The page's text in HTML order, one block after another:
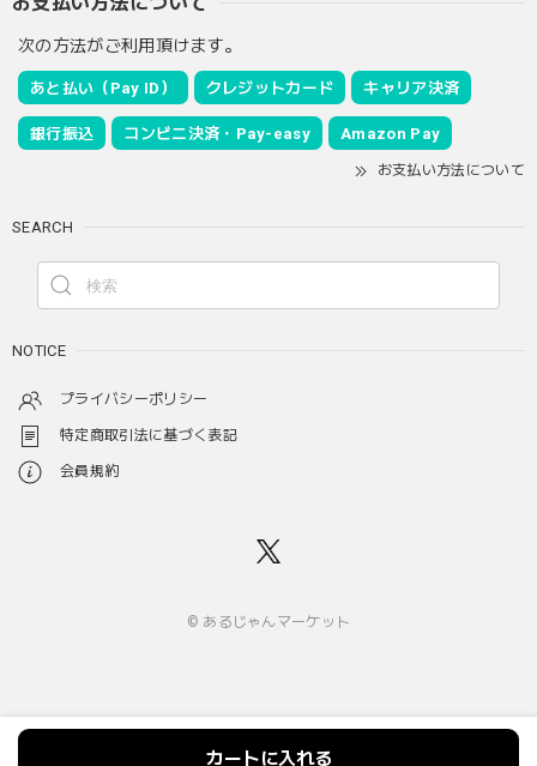
次の方法がご利用頂けます。
あと払い（Pay ID） クレジットカード キャリア決済
銀行振込 コンビニ決済・Pay-easy Amazon Pay
お支払い方法について
SEARCH
NOTICE
プライバシーポリシー
特定商取引法に基づく表記
会員規約
© あるじゃんマーケット
カートに入れる